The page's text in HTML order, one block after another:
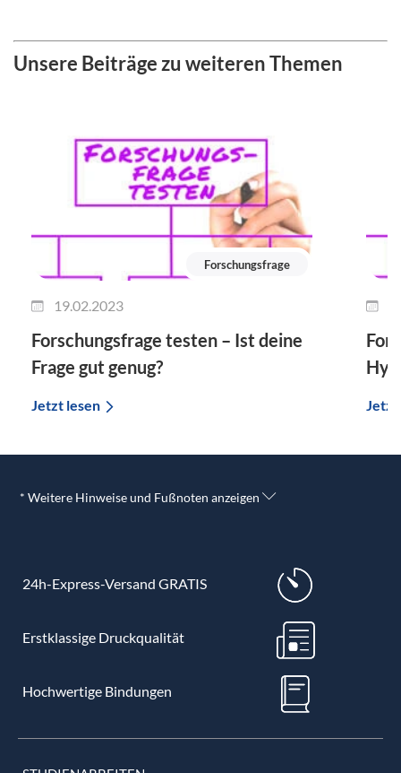
Unsere Beiträge zu weiteren Themen
Forschungsfrage
19.02.2023
Forschungsfrage testen – Ist deine
Frage gut genug?
Jetzt lesen Jetzt
* Weitere Hinweise und Fußnoten anzeigen
24h-Express-Versand GRATIS
Erstklassige Druckqualität
Hochwertige Bindungen